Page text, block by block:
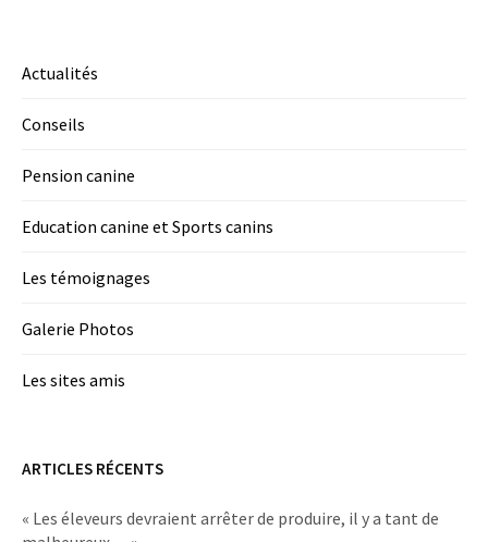
Actualités
Conseils
Pension canine
Education canine et Sports canins
Les témoignages
Galerie Photos
Les sites amis
ARTICLES RÉCENTS
« Les éleveurs devraient arrêter de produire, il y a tant de